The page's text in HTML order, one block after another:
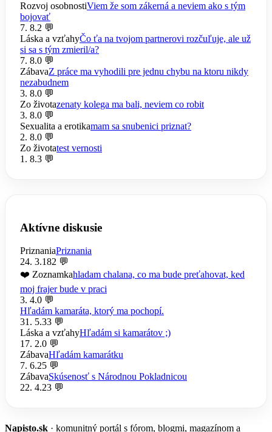
Rozvoj osobnostiViem že som zákerná a neviem ako s tým
bojovať
7. 8.2 💬
Láska a vzťahyČo ťa na tvojom partnerovi rozčuľuje, ale už
si sa s tým zmieril/a?
7. 8.0 💬
ZábavaZ práce ma vyhodili pre jednu chybu na ktoru nikdy
nezabudnem
3. 8.0 💬
Zo životazenaty kolega ma bali, neviem co robit
3. 8.0 💬
Sexualita a erotikamam sa snubenici priznat?
2. 8.0 💬
Zo životatest vernosti
1. 8.3 💬
Aktívne diskusie
PriznaniaPriznania
24. 3.182 💬
❤️ Zoznamkahladam chalana, co ma bude preťahovat, ked
moj frajer bude v praci
3. 4.0 💬
Hľadám kamaráta, ktorý ma pochopí.
31. 5.33 💬
Láska a vzťahyHľadám si kamarátov ;)
17. 2.0 💬
ZábavaHľadám kamarátku
7. 6.25 💬
ZábavaSkúsenosť s Národnou Pokladnicou
22. 4.23 💬
Napisto.sk · komunitný portál s fórom, blogmi, magazínom a